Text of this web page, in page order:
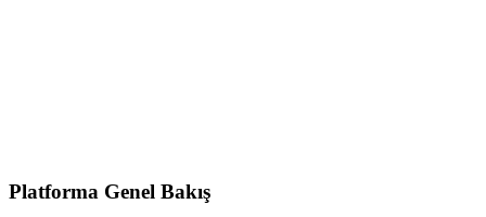
Platforma Genel Bakış